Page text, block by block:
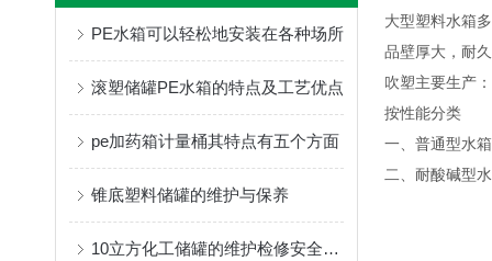
PE水箱可以轻松地安装在各种场所
滚塑储罐PE水箱的特点及工艺优点
pe加药箱计量桶其特点有五个方面
锥底塑料储罐的维护与保养
10立方化工储罐的维护检修安全注意事项
大型塑料水箱
品壁厚大，耐
吹塑主要生产
按性能分类
一、普通型水
二、耐酸碱型